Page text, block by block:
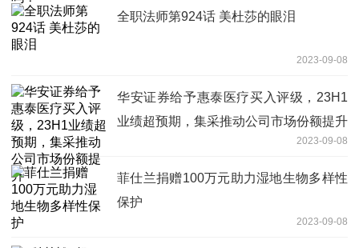
全职法师第924话 美杜莎的眼泪
2023-09-08
华安证券给予惠泰医疗买入评级，23H1
业绩超预期，集采推动公司市场份额提升
2023-09-08
菲仕兰捐赠100万元助力湿地生物多样性
保护
2023-09-08